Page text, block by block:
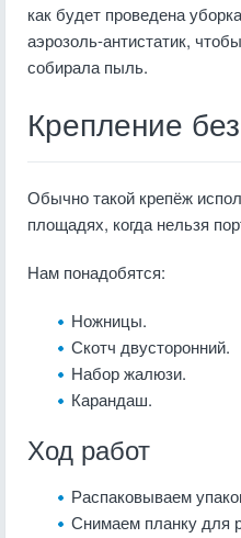
как будет проведена
аэрозоль-антистатик,
собирала пыль.
Крепление
Обычно такой крепёж
площадях, когда нельзя
Нам понадобятся:
Ножницы.
Скотч двусторонний.
Набор жалюзи.
Карандаш.
Ход работ
Распаковываем
Снимаем планку для